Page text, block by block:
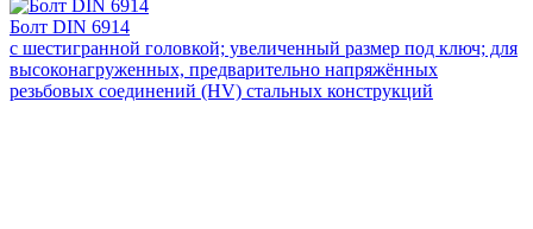
Болт DIN 6914
с шестигранной головкой; увеличенный размер под ключ; для
высоконагруженных, предварительно напряжённых
резьбовых соединений (HV) стальных конструкций